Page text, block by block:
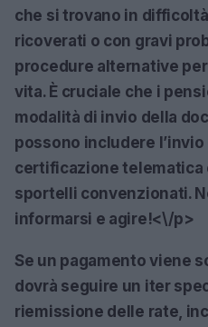
che si trovano in
ricoverati o con gravi
procedure alternative
vita. È cruciale che i
modalità di invio della
possono includere l’invio
certificazione telematica
sportelli convenzionati.
informarsi e agire!<\/p>
Se un pagamento viene
dovrà seguire un iter
riemissione delle rate,